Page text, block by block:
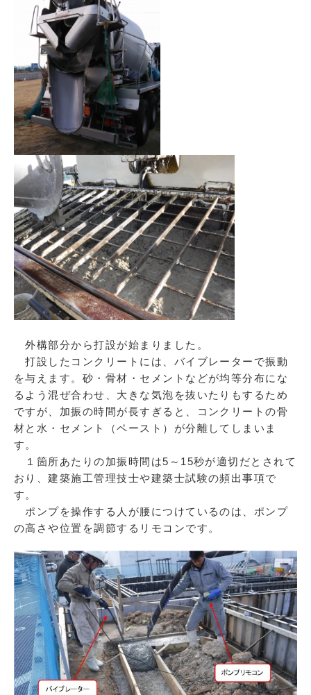
外構部分から打設が始まりました。
打設したコンクリートには、バイブレーターで振動
を与えます。砂・骨材・セメントなどが均等分布にな
るよう混ぜ合わせ、大きな気泡を抜いたりもするため
ですが、加振の時間が長すぎると、コンクリートの骨
材と水・セメント（ペースト）が分離してしまいま
す。
１箇所あたりの加振時間は5～15秒が適切だとされて
おり、建築施工管理技士や建築士試験の頻出事項で
す。
ポンプを操作する人が腰につけているのは、ポンプ
の高さや位置を調節するリモコンです。